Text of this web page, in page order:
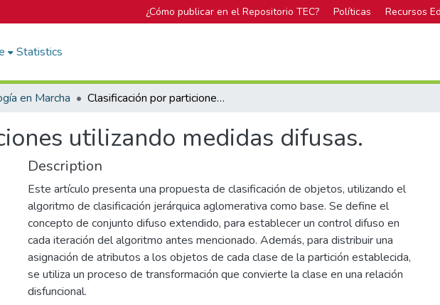
¿Cómo publicar en el Repositorio TEC? Políticas Recursos
Statistics
en Marcha Clasificación por particiones utilizando medidas difusas.
utilizando medidas difusas.
Description
Este artículo presenta una propuesta de clasificación de objetos, utilizando el
algoritmo de clasificación jerárquica aglomerativa como base. Se define el
concepto de conjunto difuso extendido, para establecer un control difuso en
cada iteración del algoritmo antes mencionado. Además, para distribuir una
asignación de atributos a los objetos de cada clase de la partición establecida,
se utiliza un proceso de transformación que convierte la clase en una relación
disfuncional.